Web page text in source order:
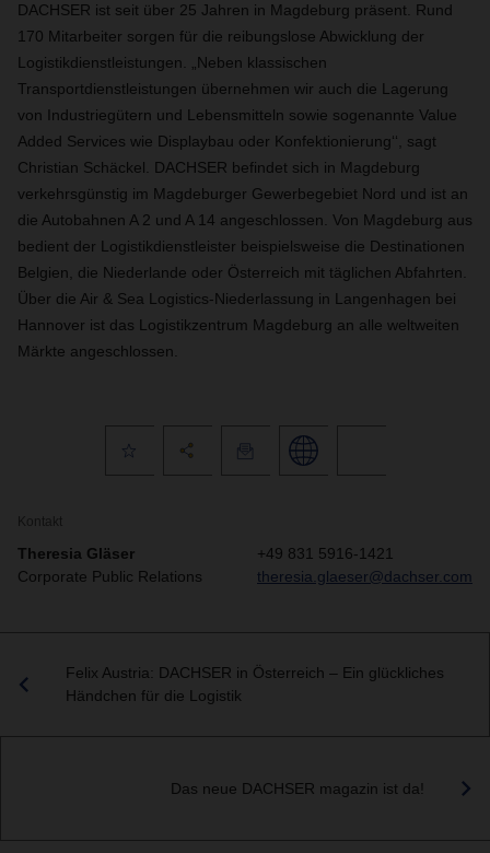
DACHSER ist seit über 25 Jahren in Magdeburg präsent. Rund
170 Mitarbeiter sorgen für die reibungslose Abwicklung der
Logistikdienstleistungen. „Neben klassischen
Transportdienstleistungen übernehmen wir auch die Lagerung
von Industriegütern und Lebensmitteln sowie sogenannte Value
Added Services wie Displaybau oder Konfektionierung‘‘, sagt
Christian Schäckel. DACHSER befindet sich in Magdeburg
verkehrsgünstig im Magdeburger Gewerbegebiet Nord und ist an
die Autobahnen A 2 und A 14 angeschlossen. Von Magdeburg aus
bedient der Logistikdienstleister beispielsweise die Destinationen
Belgien, die Niederlande oder Österreich mit täglichen Abfahrten.
Über die Air & Sea Logistics-Niederlassung in Langenhagen bei
Hannover ist das Logistikzentrum Magdeburg an alle weltweiten
Märkte angeschlossen.
Kontakt
Theresia Gläser
Corporate Public Relations
+49 831 5916-1421
theresia.glaeser@dachser.com
Felix Austria: DACHSER in Österreich – Ein glückliches
Händchen für die Logistik
Das neue DACHSER magazin ist da!